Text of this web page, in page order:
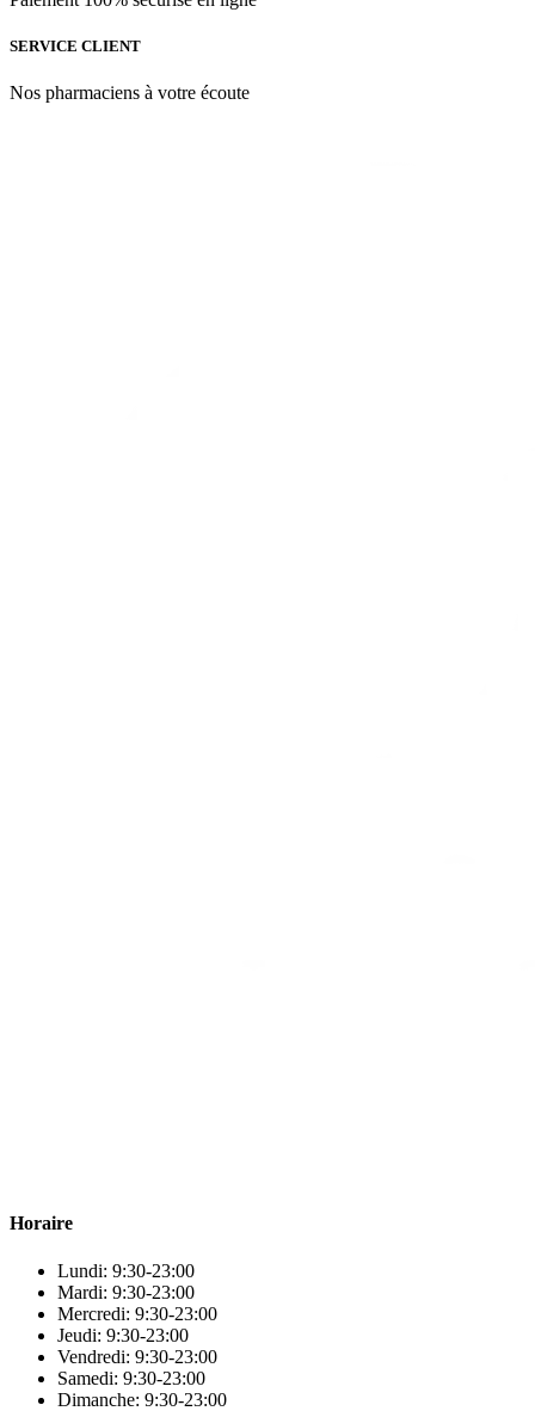
SERVICE CLIENT
Nos pharmaciens à votre écoute
Horaire
Lundi: 9:30-23:00
Mardi: 9:30-23:00
Mercredi: 9:30-23:00
Jeudi: 9:30-23:00
Vendredi: 9:30-23:00
Samedi: 9:30-23:00
Dimanche: 9:30-23:00